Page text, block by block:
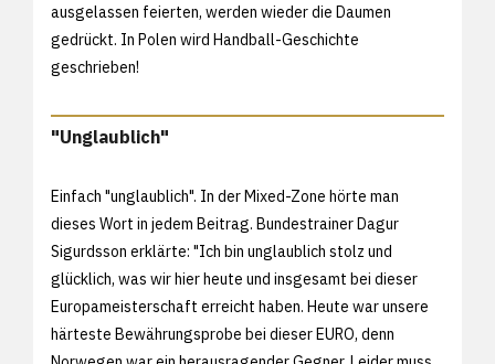
ausgelassen feierten, werden wieder die Daumen
gedrückt. In Polen wird Handball-Geschichte
geschrieben!
"Unglaublich"
Einfach "unglaublich". In der Mixed-Zone hörte man
dieses Wort in jedem Beitrag. Bundestrainer Dagur
Sigurdsson erklärte: "Ich bin unglaublich stolz und
glücklich, was wir hier heute und insgesamt bei dieser
Europameisterschaft erreicht haben. Heute war unsere
härteste Bewährungsprobe bei dieser EURO, denn